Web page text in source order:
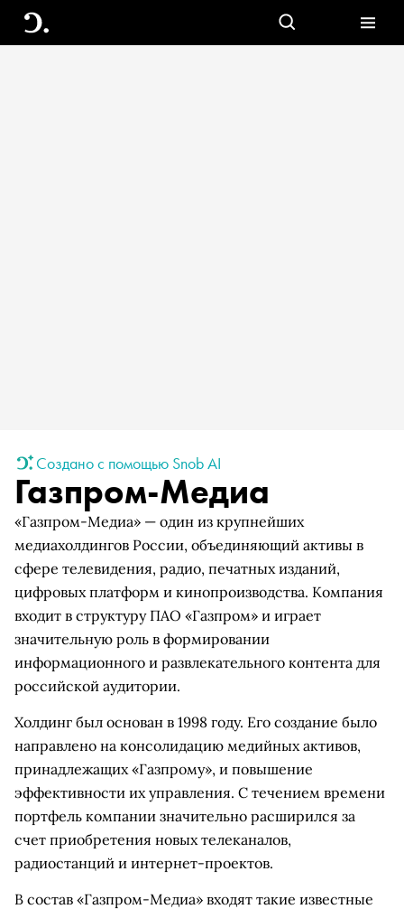
Создано с помощью Snob AI
Газпром-Медиа
«Газпром-Медиа» — один из крупнейших
медиахолдингов России, объединяющий активы в
сфере телевидения, радио, печатных изданий,
цифровых платформ и кинопроизводства. Компания
входит в структуру ПАО «Газпром» и играет
значительную роль в формировании
информационного и развлекательного контента для
российской аудитории.
Холдинг был основан в 1998 году. Его создание было
направлено на консолидацию медийных активов,
принадлежащих «Газпрому», и повышение
эффективности их управления. С течением времени
портфель компании значительно расширился за
счет приобретения новых телеканалов,
радиостанций и интернет-проектов.
В состав «Газпром-Медиа» входят такие известные